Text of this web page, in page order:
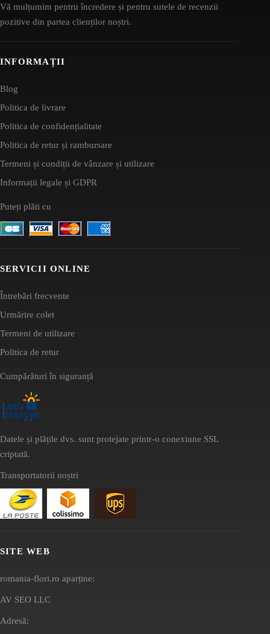
Vă mulțumim pentru încredere și pentru sutele de recenzii
pozitive din partea clienților noștri.
INFORMAȚII
Blog
Politica de livrare
Politica de confidențialitate
Politica de retur și rambursare
Termeni și condiții de vânzare și utilizare
Informații legale și GDPR
Puteți plăti cu
SERVICII ONLINE
Întrebări frecvente
Urmărire colet
Termeni de utilizare
Politica de retur
Cumpărături în siguranță
Datele și plățile dvs. sunt protejate printr-o conexiune SSL
criptată.
Transportatorii noștri
SITE WEB
romania-flori.ro aparține:
AV SEO LLC
Adresă: